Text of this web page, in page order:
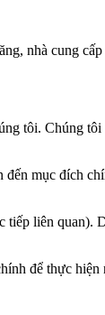
nhà cung
tôi. Chúng
mục đích
tiếp liên
để thực hiện